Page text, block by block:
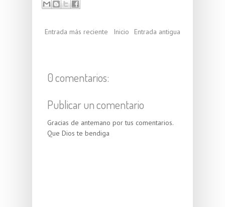
Entrada más reciente Entrada antigua
Inicio
0 comentarios:
Publicar un comentario
Gracias de antemano por tus comentarios.
Que Dios te bendiga